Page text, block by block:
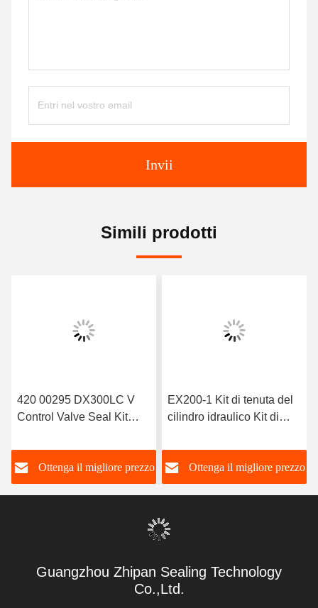
Invii
Simili prodotti
420 00295 DX300LC V
Control Valve Seal Kit
Seal Kit
Ottenga il migliore prezzo
EX200-1 Kit di tenuta del
cilindro idraulico Kit di
binario Per escavatore
HitachiOttenga il migliore prezzo
Guangzhou Zhipan Sealing Technology
Co.,Ltd.